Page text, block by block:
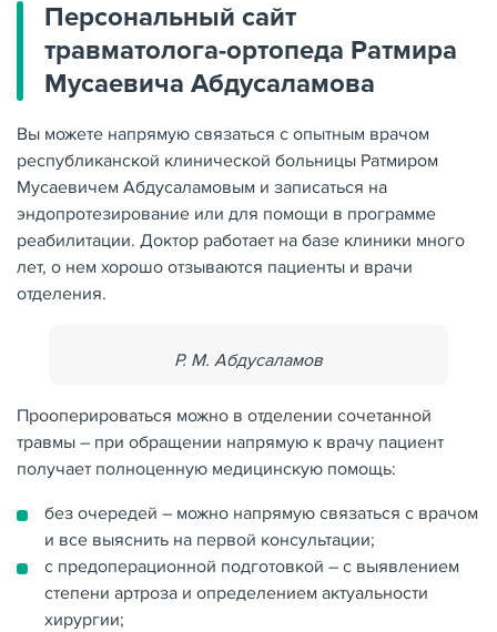
Персональный сайт
травматолога-ортопеда Ратмира
Мусаевича Абдусаламова
Вы можете напрямую связаться с опытным врачом
республиканской клинической больницы Ратмиром
Мусаевичем Абдусаламовым и записаться на
эндопротезирование или для помощи в программе
реабилитации. Доктор работает на базе клиники много
лет, о нем хорошо отзываются пациенты и врачи
отделения.
Р. М. Абдусаламов
Прооперироваться можно в отделении сочетанной
травмы – при обращении напрямую к врачу пациент
получает полноценную медицинскую помощь:
без очередей – можно напрямую связаться с врачом
и все выяснить на первой консультации;
с предоперационной подготовкой – с выявлением
степени артроза и определением актуальности
хирургии;